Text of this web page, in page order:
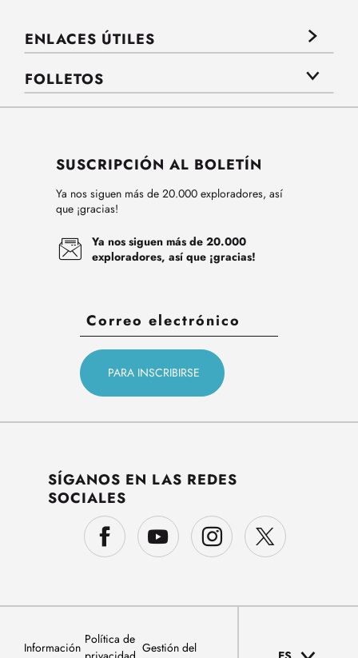
ENLACES ÚTILES
FOLLETOS
SUSCRIPCIÓN AL BOLETÍN
Ya nos siguen más de 20.000 exploradores, así
que ¡gracias!
Ya nos siguen más de 20.000
exploradores, así que ¡gracias!
SÍGANOS EN LAS REDES
SOCIALES
Información
Política de
Gestión del